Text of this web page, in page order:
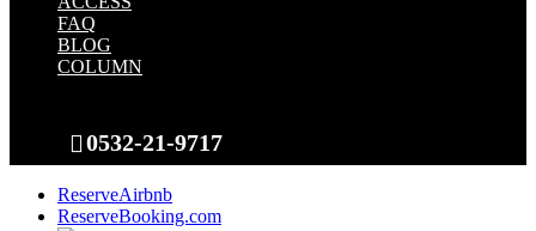
FAQ
BLOG
COLUMN
0532-21-9717
ReserveAirbnb
ReserveBooking.com